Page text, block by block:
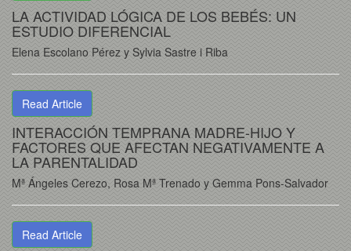
LA ACTIVIDAD LÓGICA DE LOS BEBÉS: UN
ESTUDIO DIFERENCIAL
Elena Escolano Pérez y Sylvia Sastre i Riba
Read Article
INTERACCIÓN TEMPRANA MADRE-HIJO Y
FACTORES QUE AFECTAN NEGATIVAMENTE A
LA PARENTALIDAD
Mª Ángeles Cerezo, Rosa Mª Trenado y Gemma Pons-Salvador
Read Article